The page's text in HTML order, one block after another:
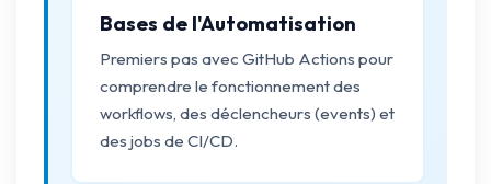
Bases de l'Automatisation
Premiers pas avec GitHub Actions pour
comprendre le fonctionnement des
workflows, des déclencheurs (events) et
des jobs de CI/CD.